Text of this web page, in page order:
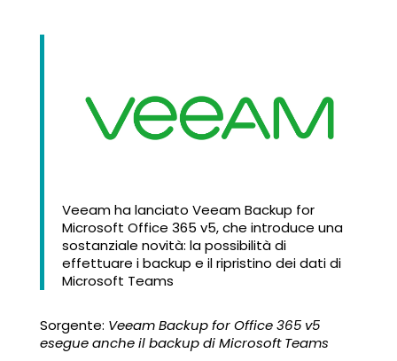
Veeam ha lanciato Veeam Backup for
Microsoft Office 365 v5, che introduce una
sostanziale novità: la possibilità di
effettuare i backup e il ripristino dei dati di
Microsoft Teams
Sorgente: Veeam Backup for Office 365 v5
esegue anche il backup di Microsoft Teams